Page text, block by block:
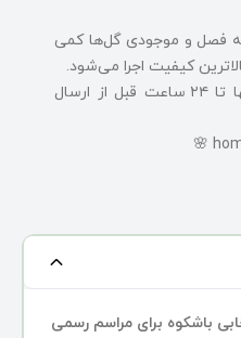
فصل و موجودی گل‌ها کمی
کیفیت اجرا می‌شود.
🔹 امکان کنسلی سفارش تنها تا ۲۴ ساعت قبل از ارسال
🌸
باشکوه برای مراسم رسمی